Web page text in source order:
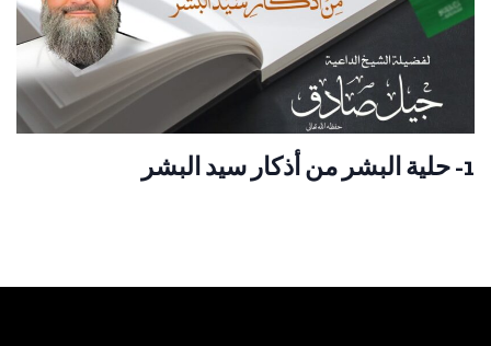
1- حلية البشر من أذكار سيد البشر